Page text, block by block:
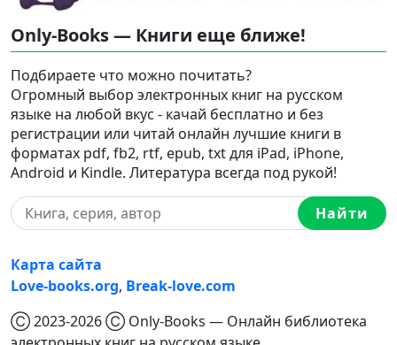
Only-Books — Книги еще ближе!
Подбираете что можно почитать?
Огромный выбор электронных книг на русском
языке на любой вкус - качай бесплатно и без
регистрации или читай онлайн лучшие книги в
форматах pdf, fb2, rtf, epub, txt для iPad, iPhone,
Android и Kindle. Литература всегда под рукой!
Найти
Карта сайта
Love-books.org, Break-love.com
Ⓒ 2023-2026 Ⓒ Only-Books — Онлайн библиотека